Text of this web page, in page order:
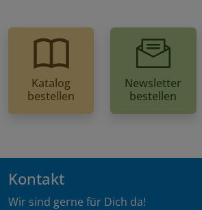
Katalog
bestellen
Newsletter
bestellen
Kontakt
Wir sind gerne für Dich da!